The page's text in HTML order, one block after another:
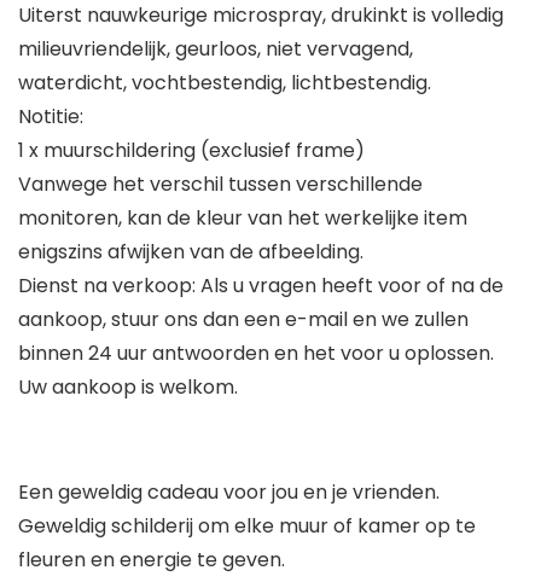
Uiterst nauwkeurige microspray, drukinkt is volledig
milieuvriendelijk, geurloos, niet vervagend,
waterdicht, vochtbestendig, lichtbestendig.
Notitie:
1 x muurschildering (exclusief frame)
Vanwege het verschil tussen verschillende
monitoren, kan de kleur van het werkelijke item
enigszins afwijken van de afbeelding.
Dienst na verkoop: Als u vragen heeft voor of na de
aankoop, stuur ons dan een e-mail en we zullen
binnen 24 uur antwoorden en het voor u oplossen.
Uw aankoop is welkom.
Een geweldig cadeau voor jou en je vrienden.
Geweldig schilderij om elke muur of kamer op te
fleuren en energie te geven.